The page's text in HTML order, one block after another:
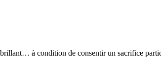
à condition de consentir un sacrifice